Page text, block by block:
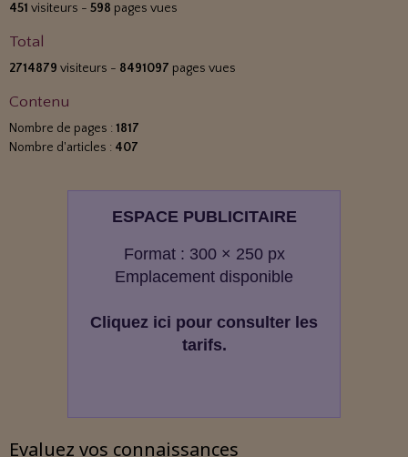
451 visiteurs - 598 pages vues
Total
2714879 visiteurs - 8491097 pages vues
Contenu
Nombre de pages : 1817
Nombre d'articles : 407
ESPACE PUBLICITAIRE
Format : 300 × 250 px
Emplacement disponible
Cliquez ici pour consulter les
tarifs.
Evaluez vos connaissances